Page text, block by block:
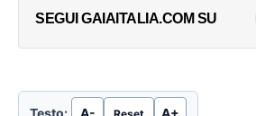
SEGUI GAIAITALIA.COM SU